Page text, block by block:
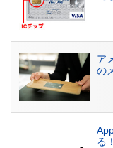
ア
の
る